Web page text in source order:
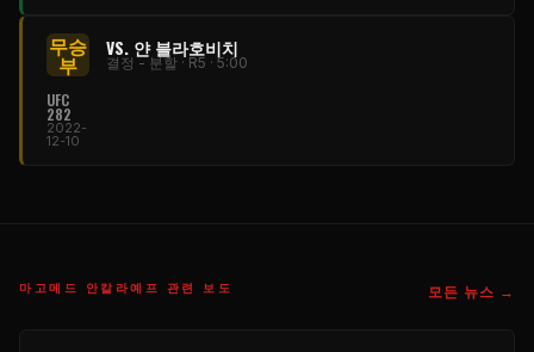
무승
부
VS. 얀 블라호비치
결정 - 분할 · R5 · 5:00
UFC
282
2022-
12-10
마고메드 안칼라예프 관련 보도 모든 뉴스 →